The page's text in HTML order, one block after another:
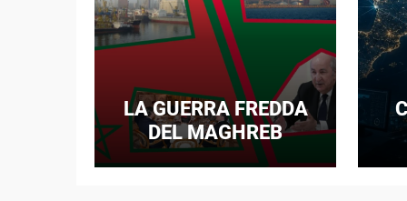
LA GUERRA FREDDA
DEL MAGHREB